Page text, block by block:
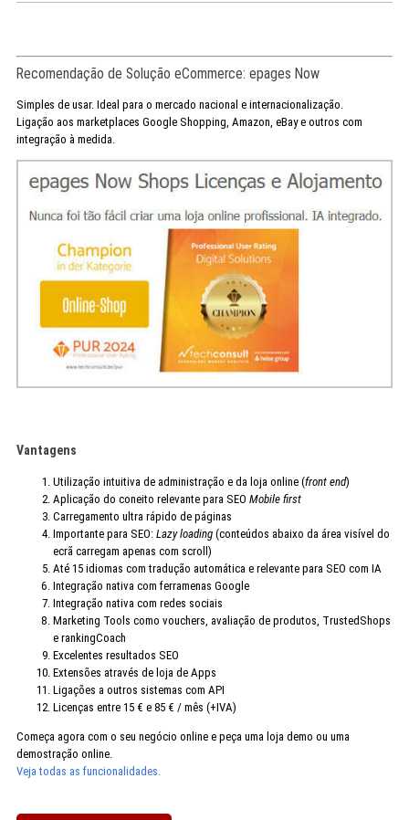
Recomendação de Solução eCommerce: epages Now
Simples de usar. Ideal para o mercado nacional e internacionalização.
Ligação aos marketplaces Google Shopping, Amazon, eBay e outros com
integração à medida.
Vantagens
Utilização intuitiva de administração e da loja online (front end)
Aplicação do coneito relevante para SEO Mobile first
Carregamento ultra rápido de páginas
Importante para SEO: Lazy loading(conteúdos abaixo da área visível do
ecrã carregam apenas com scroll)
Até 15 idiomas com tradução automática e relevante para SEO com IA
Integração nativa com ferramenas Google
Integração nativa com redes sociais
Marketing Tools como vouchers, avaliação de produtos, TrustedShops
e rankingCoach
Excelentes resultados SEO
Extensões através de loja de Apps
Ligações a outros sistemas com API
Licenças entre 15 € e 85 € / mês (+IVA)
Começa agora com o seu negócio online e peça uma loja demo ou uma
demostração online.
Veja todas as funcionalidades.